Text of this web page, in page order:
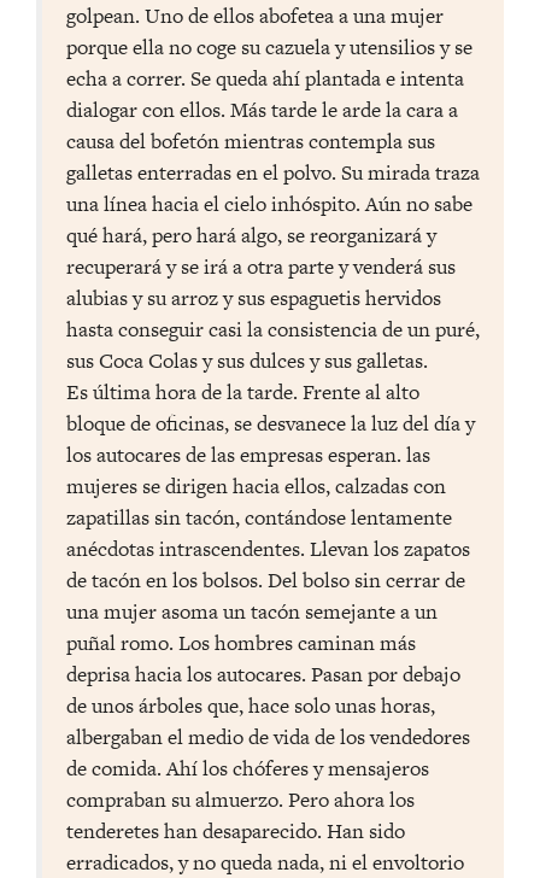
golpean. Uno de ellos abofetea a una mujer
porque ella no coge su cazuela y utensilios y se
echa a correr. Se queda ahí plantada e intenta
dialogar con ellos. Más tarde le arde la cara a
causa del bofetón mientras contempla sus
galletas enterradas en el polvo. Su mirada traza
una línea hacia el cielo inhóspito. Aún no sabe
qué hará, pero hará algo, se reorganizará y
recuperará y se irá a otra parte y venderá sus
alubias y su arroz y sus espaguetis hervidos
hasta conseguir casi la consistencia de un puré,
sus Coca Colas y sus dulces y sus galletas.
Es última hora de la tarde. Frente al alto
bloque de oficinas, se desvanece la luz del día y
los autocares de las empresas esperan. las
mujeres se dirigen hacia ellos, calzadas con
zapatillas sin tacón, contándose lentamente
anécdotas intrascendentes. Llevan los zapatos
de tacón en los bolsos. Del bolso sin cerrar de
una mujer asoma un tacón semejante a un
puñal romo. Los hombres caminan más
deprisa hacia los autocares. Pasan por debajo
de unos árboles que, hace solo unas horas,
albergaban el medio de vida de los vendedores
de comida. Ahí los chóferes y mensajeros
compraban su almuerzo. Pero ahora los
tenderetes han desaparecido. Han sido
erradicados, y no queda nada, ni el envoltorio